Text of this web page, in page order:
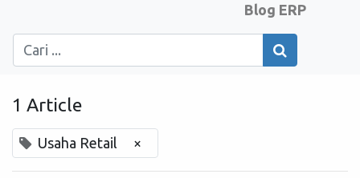
Blog ERP
1 Article
Usaha Retail ×